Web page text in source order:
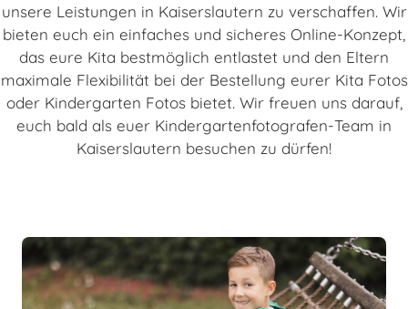
unsere Leistungen in Kaiserslautern zu verschaffen. Wir
bieten euch ein einfaches und sicheres Online-Konzept,
das eure Kita bestmöglich entlastet und den Eltern
maximale Flexibilität bei der Bestellung eurer Kita Fotos
oder Kindergarten Fotos bietet. Wir freuen uns darauf,
euch bald als euer Kindergartenfotografen-Team in
Kaiserslautern besuchen zu dürfen!